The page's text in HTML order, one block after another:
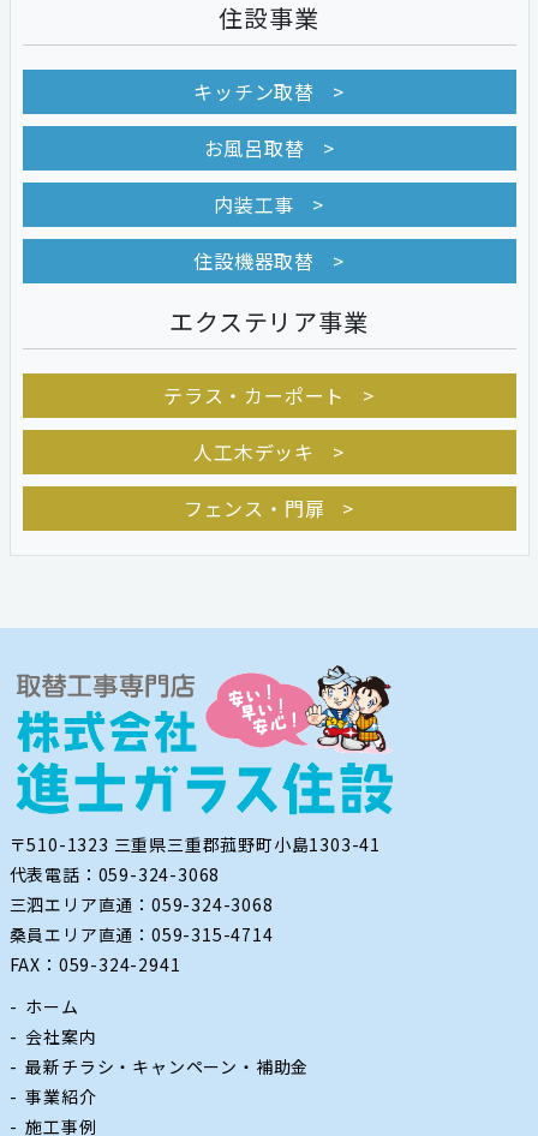
住設事業
キッチン取替
お風呂取替
内装工事
住設機器取替
エクステリア事業
テラス・カーポート
人工木デッキ
フェンス・門扉
〒510-1323 三重県三重郡菰野町小島1303-41
代表電話：059-324-3068
三泗エリア直通：059-324-3068
桑員エリア直通：059-315-4714
FAX：059-324-2941
ホーム
会社案内
最新チラシ・キャンペーン・補助金
事業紹介
施工事例